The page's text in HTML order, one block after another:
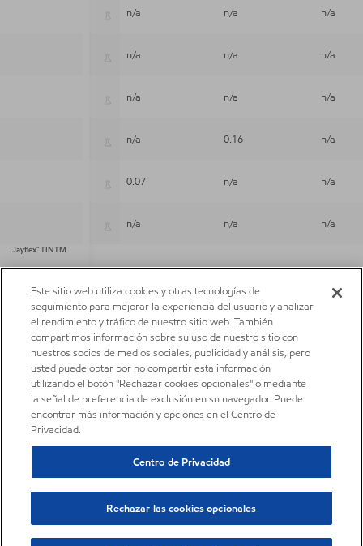
n/a n/a n/a
n/a n/a n/a
n/a n/a n/a
n/a 0.16 n/a
0.07 n/a n/a
n/a n/a n/a
Jayflex™ TINTM
Este sitio web utiliza cookies y otras tecnologías de
seguimiento para mejorar la experiencia del usuario y analizar
el rendimiento y tráfico de nuestro sitio web. También
compartimos información sobre su uso de nuestro sitio con
nuestros socios de medios sociales, publicidad y análisis, pero
usted puede optar por no compartir esta información
utilizando el botón "Rechazar cookies opcionales" o mediante
la señal de preferencia de exclusión en su navegador. Puede
encontrar más información y opciones en el Centro de
Privacidad.
Centro de Privacidad
Rechazar las cookies opcionales